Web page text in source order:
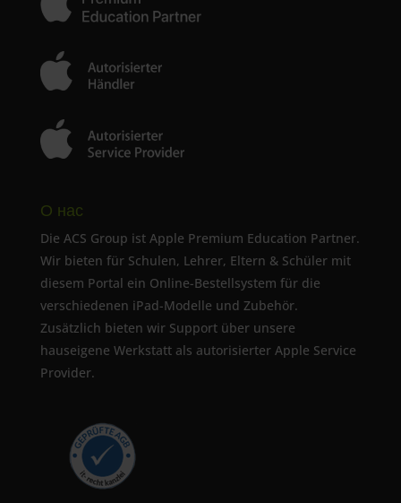
О нас
Die ACS Group ist Apple Premium Education Partner.
Wir bieten für Schulen, Lehrer, Eltern & Schüler mit
diesem Portal ein Online-Bestellsystem für die
verschiedenen iPad-Modelle und Zubehör.
Zusätzlich bieten wir Support über unsere
hauseigene Werkstatt als autorisierter Apple Service
Provider.